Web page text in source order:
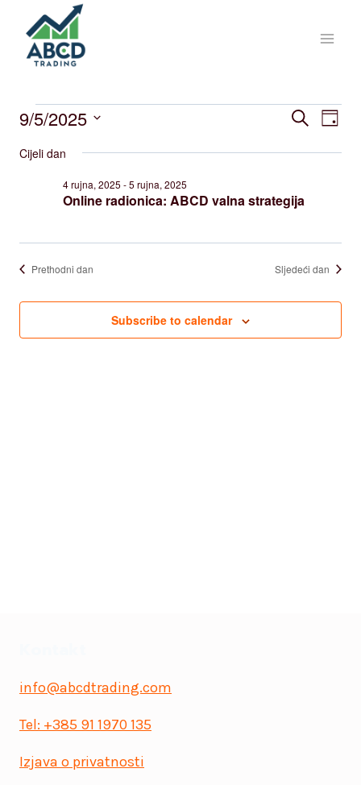
content
Događaji
for
rujna,
2025
i
Pretraži
Dan
9/5/2025
datum.
Cijeli dan
Online radionica: ABCD valna strategija
4 rujna, 2025 -5 rujna, 2025
Prethodni dan Sljedeći dan
Subscribe to calendar
info@abcdtrading.com
Tel: +385 91 1970 135
Izjava o privatnosti